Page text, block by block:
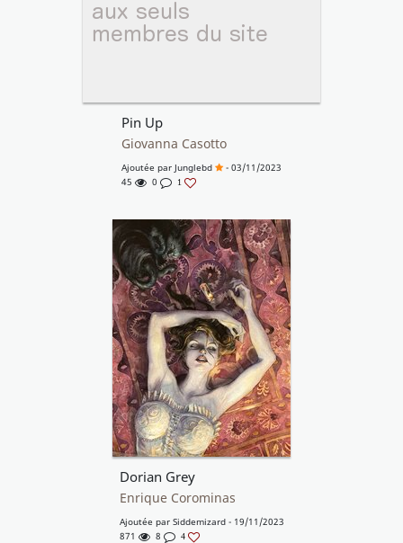
Pin Up
Giovanna Casotto
Ajoutée par Junglebd
- 03/11/2023
45
0 1
Dorian Grey
Enrique Corominas
Ajoutée par Siddemizard- 19/11/2023
871
8 4